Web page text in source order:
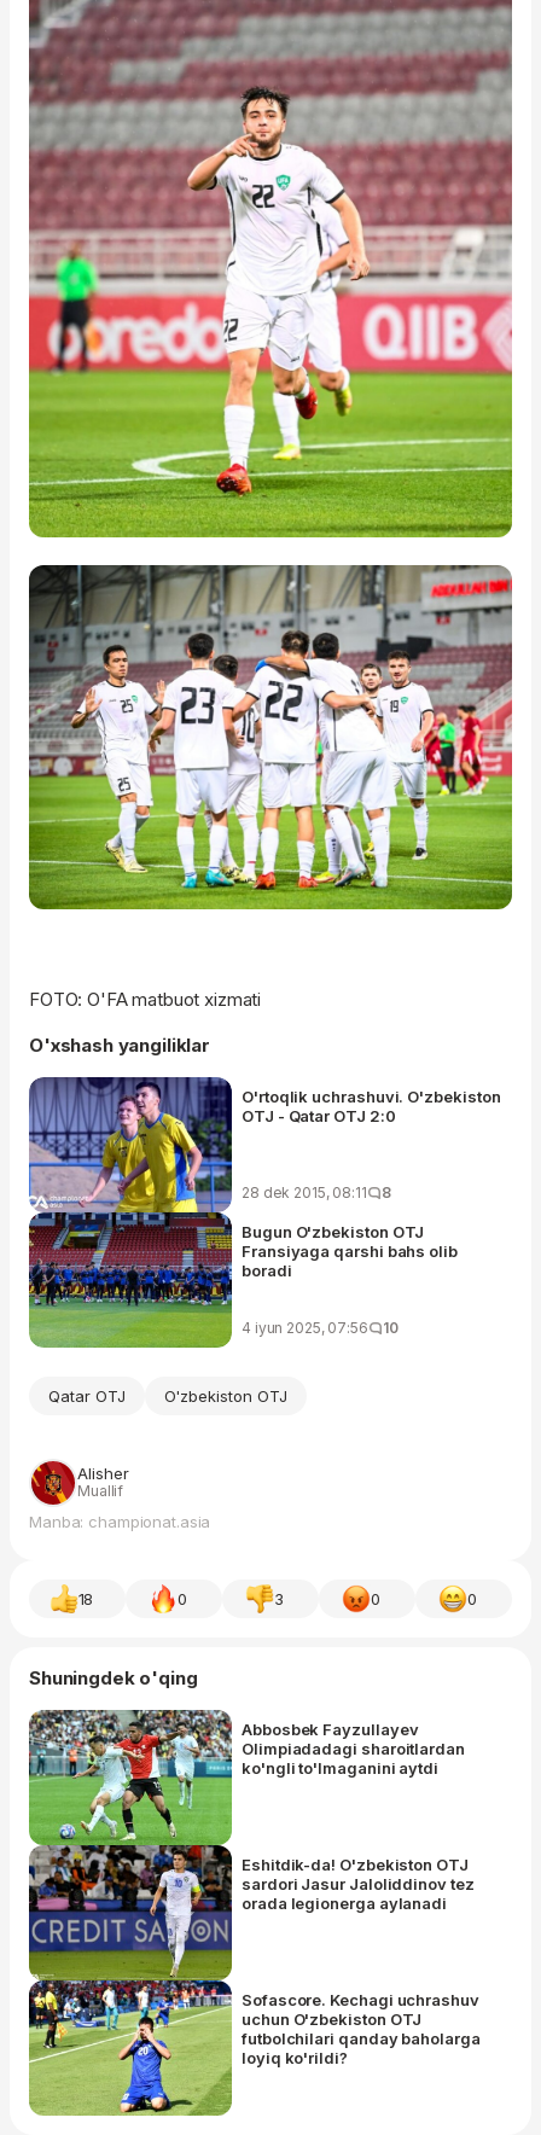
FOTO: O'FA matbuot xizmati
O'xshash yangiliklar
O'rtoqlik uchrashuvi. O'zbekiston
OTJ - Qatar OTJ 2:0
28 dek 2015, 08:11 8
Bugun O'zbekiston OTJ
Fransiyaga qarshi bahs olib
boradi
4 iyun 2025, 07:56 10
Qatar OTJ O'zbekiston OTJ
Alisher
Muallif
Manba: championat.asia
18 0 3 0 0
Shuningdek o'qing
Abbosbek Fayzullayev
Olimpiadadagi sharoitlardan
ko'ngli to'lmaganini aytdi
Eshitdik-da! O'zbekiston OTJ
sardori Jasur Jaloliddinov tez
orada legionerga aylanadi
Sofascore. Kechagi uchrashuv
uchun O'zbekiston OTJ
futbolchilari qanday baholarga
loyiq ko'rildi?